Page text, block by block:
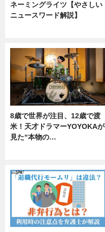
ネーミングライツ【やさしい
ニュースワード解説】
8歳で世界が注目、12歳で渡
米！天才ドラマーYOYOKAが
見た“本物の…